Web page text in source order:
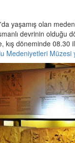
yaşamış olan
devrinin
döneminde
Medeniyetleri Müzesi